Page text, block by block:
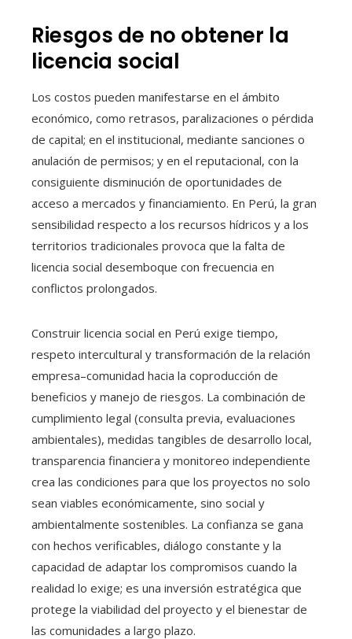
Riesgos de no obtener la
licencia social
Los costos pueden manifestarse en el ámbito
económico, como retrasos, paralizaciones o pérdida
de capital; en el institucional, mediante sanciones o
anulación de permisos; y en el reputacional, con la
consiguiente disminución de oportunidades de
acceso a mercados y financiamiento. En Perú, la gran
sensibilidad respecto a los recursos hídricos y a los
territorios tradicionales provoca que la falta de
licencia social desemboque con frecuencia en
conflictos prolongados.
Construir licencia social en Perú exige tiempo,
respeto intercultural y transformación de la relación
empresa–comunidad hacia la coproducción de
beneficios y manejo de riesgos. La combinación de
cumplimiento legal (consulta previa, evaluaciones
ambientales), medidas tangibles de desarrollo local,
transparencia financiera y monitoreo independiente
crea las condiciones para que los proyectos no solo
sean viables económicamente, sino social y
ambientalmente sostenibles. La confianza se gana
con hechos verificables, diálogo constante y la
capacidad de adaptar los compromisos cuando la
realidad lo exige; es una inversión estratégica que
protege la viabilidad del proyecto y el bienestar de
las comunidades a largo plazo.